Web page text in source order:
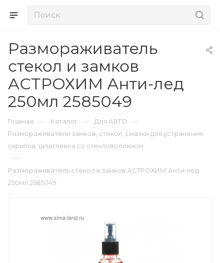
Размораживатель
стекол и замков
АСТРОХИМ Анти-лед
250мл 2585049
Главная — Каталог — Для АВТО —
Размораживатели замков, стёкол, смазки для устранения
скрипов, шпатлёвка со стекловолокном
—
Размораживатель стекол и замков АСТРОХИМ Анти-лед
250мл 2585049